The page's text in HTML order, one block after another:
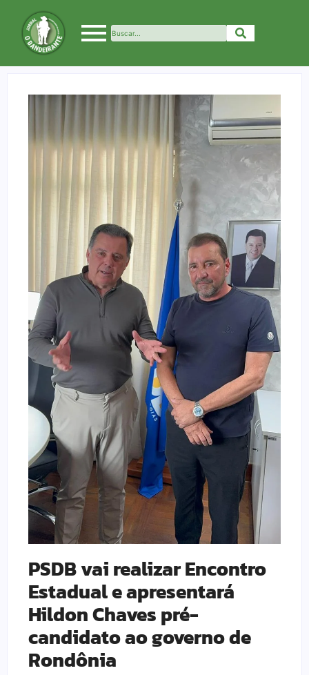
PSDB vai realizar Encontro
Estadual e apresentará
Hildon Chaves pré-
candidato ao governo de
Rondônia